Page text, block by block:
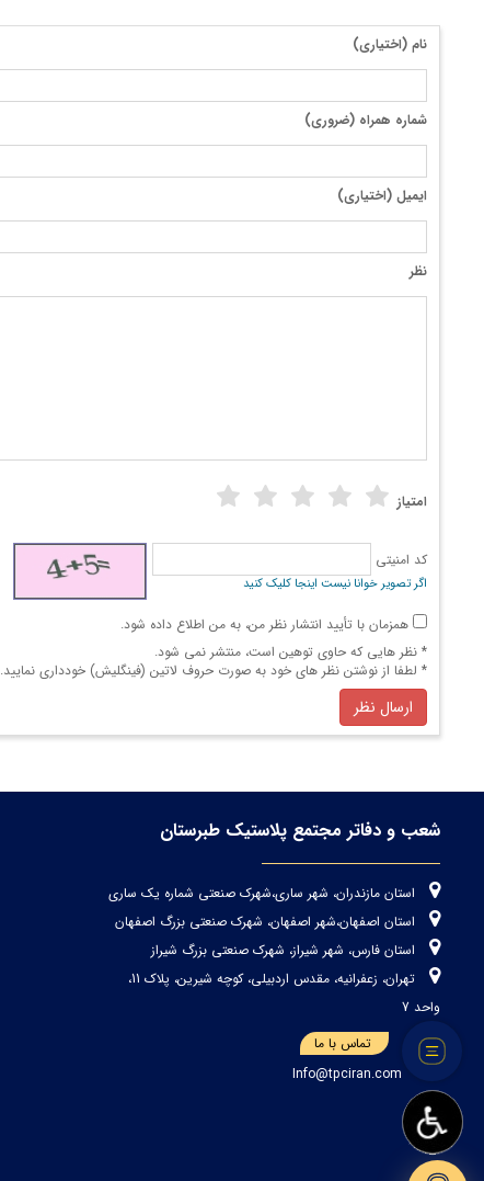
نام (اختیاری)
شماره همراه (ضروری)
ایمیل (اختیاری)
نظر
امتیاز
کد امنیتی
اگر تصویر خوانا نیست اینجا کلیک کنید
همزمان با تأیید انتشار نظر من، به من اطلاع داده شود.
* نظر هایی كه حاوی توهین است، منتشر نمی شود.
* لطفا از نوشتن نظر های خود به صورت حروف لاتین (فینگلیش) خودداری نمایید.
ارسال نظر
شعب و دفاتر مجتمع پلاستیک طبرستان
استان مازندران، شهر ساری،شهرک صنعتی شماره یک ساری
استان اصفهان،شهر اصفهان، شهرک صنعتی بزرگ اصفهان
استان فارس، شهر شیراز، شهرک صنعتی بزرگ شیراز
تهران، زعفرانیه، مقدس اردبیلی، کوچه شیرین، پلاک 11،
واحد 7
تماس با ما